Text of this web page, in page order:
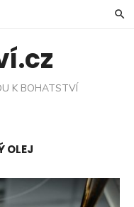
K BOHATSTVÍ
OLEJ